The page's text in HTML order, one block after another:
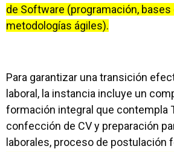
de Software (programación, bases
metodologías ágiles).
Para garantizar una transición
laboral, la instancia incluye un
formación integral que contempla
confección de CV y preparación
laborales, proceso de postulación